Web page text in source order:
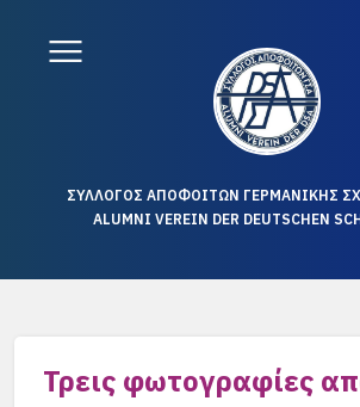
ΣΥΛΛΟΓΟΣ ΑΠΟΦΟΙΤΩΝ ΓΕΡΜΑΝΙΚΗΣ
ALUMNI VEREIN DER DEUTSCHEN
Τρεις φωτογραφίες